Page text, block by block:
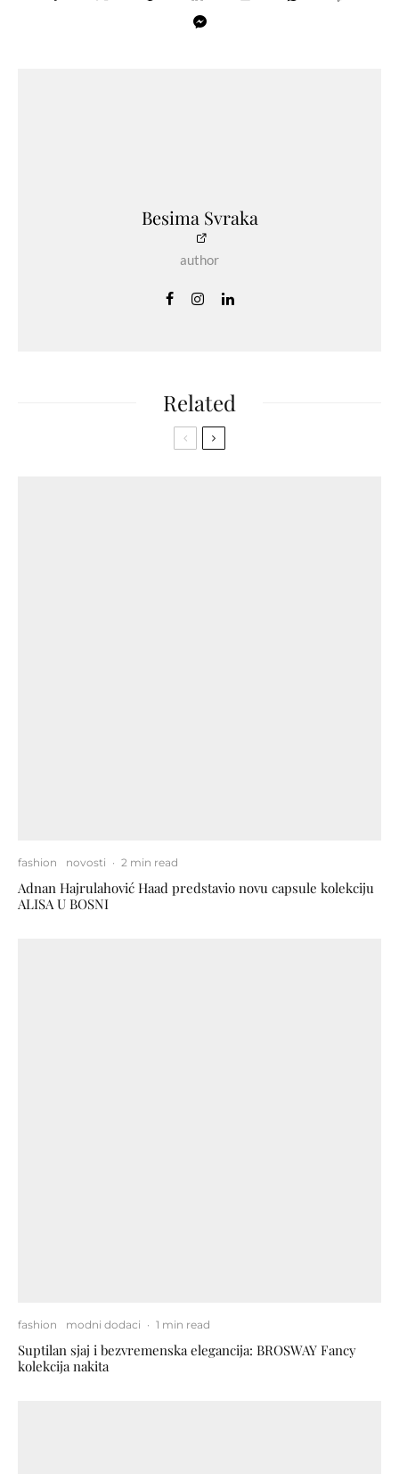
Besima Svraka
author
Related
fashion novosti · 2 min read
Adnan Hajrulahović Haad predstavio novu capsule kolekciju
ALISA U BOSNI
fashion modni dodaci · 1 min read
Suptilan sjaj i bezvremenska elegancija: BROSWAY Fancy
kolekcija nakita